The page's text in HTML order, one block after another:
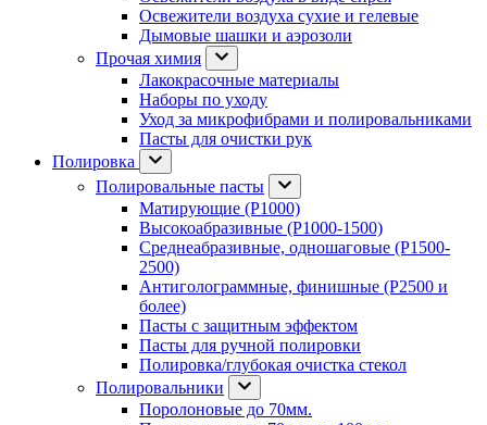
Освежители воздуха сухие и гелевые
Дымовые шашки и аэрозоли
Прочая химия
Лакокрасочные материалы
Наборы по уходу
Уход за микрофибрами и полировальниками
Пасты для очистки рук
Полировка
Полировальные пасты
Матирующие (P1000)
Высокоабразивные (P1000-1500)
Среднеабразивные, одношаговые (P1500-
2500)
Антиголограммные, финишные (P2500 и
более)
Пасты с защитным эффектом
Пасты для ручной полировки
Полировка/глубокая очистка стекол
Полировальники
Поролоновые до 70мм.